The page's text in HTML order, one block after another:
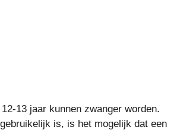
13 jaar kunnen zwanger worden.
is, is het mogelijk dat een